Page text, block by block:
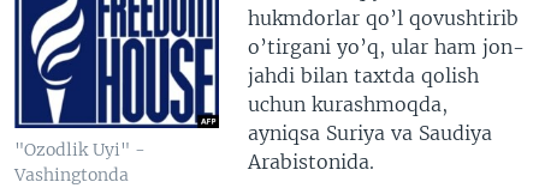
"Ozodlik Uyi" -
Vashingtonda
hukmdorlar qo’l qovushtirib
o’tirgani yo’q, ular ham jon-
jahdi bilan taxtda qolish
uchun kurashmoqda,
ayniqsa Suriya va Saudiya
Arabistonida.